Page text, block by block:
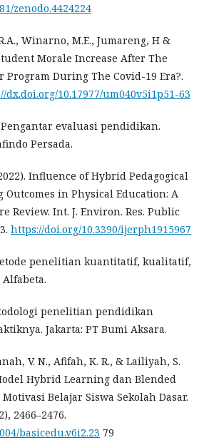
zenodo.4424224
Winarno, M.E., Jumareng, H &
Morale Increase After The
Program During The Covid-19 Era?.
dx.doi.org/10.17977/um040v5i1p51-63
Pengantar evaluasi pendidikan.
Persada.
Influence of Hybrid Pedagogical
in Physical Education: A
Review. Int. J. Environ. Res. Public
https://doi.org/10.3390/ijerph1915967
penelitian kuantitatif, kualitatif,
penelitian pendidikan
Jakarta: PT Bumi Aksara.
V. N., Afifah, K. R., & Lailiyah, S.
Hybrid Learning dan Blended
Belajar Siswa Sekolah Dasar.
2466–2476.
basicedu.v6i2.23 79